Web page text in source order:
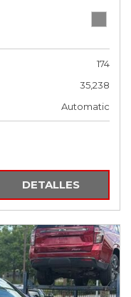
174
35,238
Automatic
DETALLES